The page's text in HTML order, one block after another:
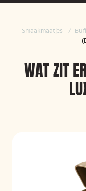
Smaakmaatjes /
WAT ZIT